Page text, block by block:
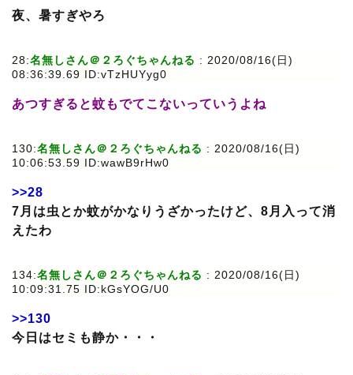
夜、暑すぎやろ
28:名無しさん＠２ろぐちゃんねる : 2020/08/16(日)
08:36:39.69 ID:vTzHUYyg0
あつすぎると蚊もでてこないっていうよね
130:名無しさん＠２ろぐちゃんねる : 2020/08/16(日)
10:06:53.59 ID:wawB9rHw0
>>28
7月は虫とか蚊がかなりうざかったけど、8月入って消
えたわ
134:名無しさん＠２ろぐちゃんねる : 2020/08/16(日)
10:09:31.75 ID:kGsYOG/U0
>>130
今日はセミも静か・・・